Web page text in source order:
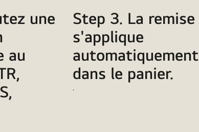
une
au
Step 3. La remise
s'applique
automatiquement
dans le panier.
.